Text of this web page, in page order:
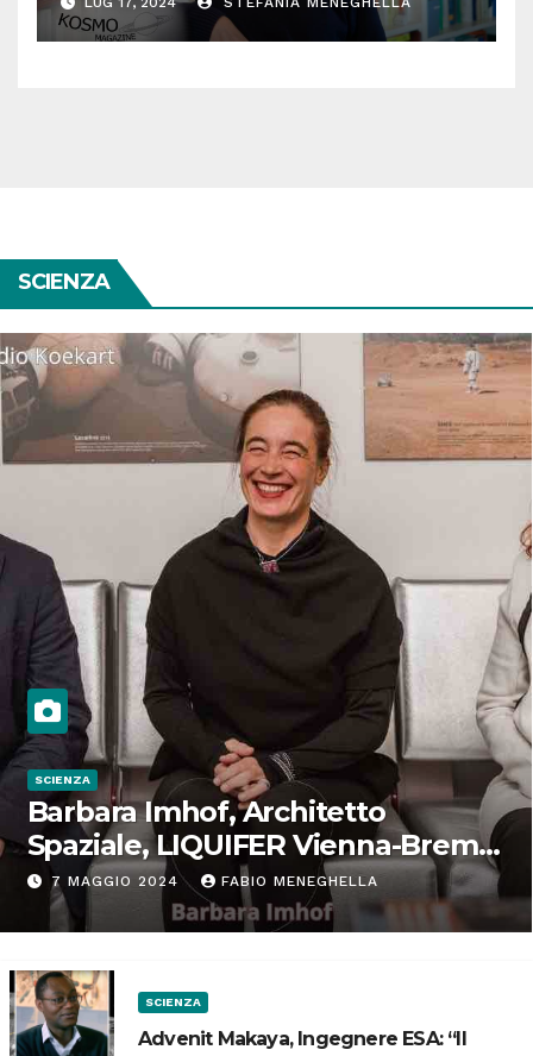
senza filtri sulla sua vita
SCIENZA
SCIENZA
Barbara Imhof, Architetto
Spaziale, LIQUIFER Vienna-Brema:
“Progettiamo habitat per lo
Spazio”
7 MAGGIO 2024 FABIO MENEGHELLA
SCIENZA
Advenit Makaya, Ingegnere ESA: “Il